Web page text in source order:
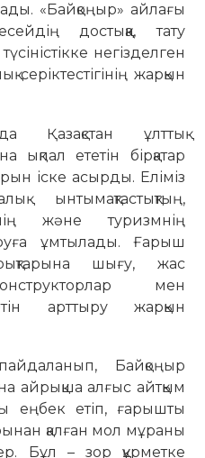
«Байқоңыр» айлағы
достыққа, тату
негізделген
серіктестігінің жарқын
Қазақстан ұлттық
ететін бірқатар
іске асырды. Еліміз
ынтымақтастықтың,
және туризмнің
ұмтылады. Ғарыш
шығу, жас
мен
арттыру жарқын
Байқоңыр
айрықша алғыс айтқым
еңбек етіп, ғарышты
қалған мол мұраны
Бұл – зор құрметке